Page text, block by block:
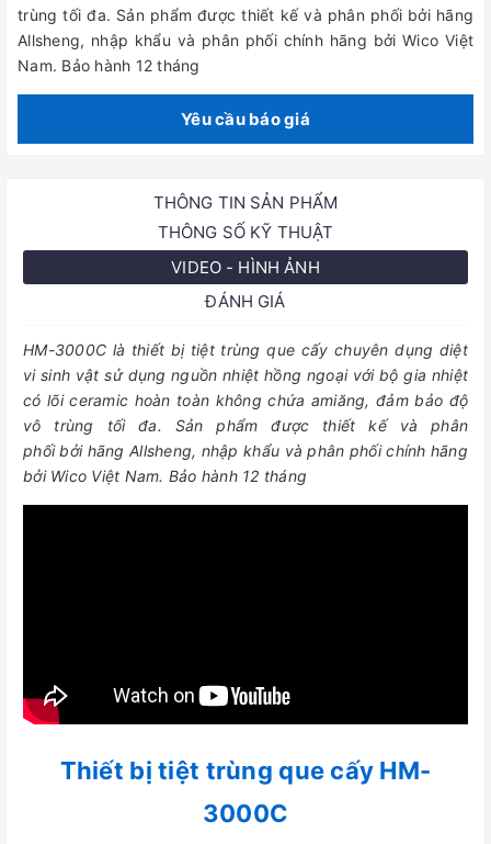
trùng tối đa. Sản phẩm được thiết kế và phân phối bởi hãng
Allsheng, nhập khẩu và phân phối chính hãng bởi Wico Việt
Nam. Bảo hành 12 tháng
Yêu cầu báo giá
THÔNG TIN SẢN PHẨM
THÔNG SỐ KỸ THUẬT
VIDEO - HÌNH ẢNH
ĐÁNH GIÁ
HM-3000C là thiết bị tiệt trùng que cấy chuyên dụng diệt
vi sinh vật sử dụng nguồn nhiệt hồng ngoại với bộ gia nhiệt
có lõi ceramic hoàn toàn không chứa amiăng, đảm bảo độ
vô trùng tối đa. Sản phẩm được thiết kế và phân
phối bởi hãng Allsheng, nhập khẩu và phân phối chính hãng
bởi Wico Việt Nam. Bảo hành 12 tháng
Thiết bị tiệt trùng que cấy HM-
3000C